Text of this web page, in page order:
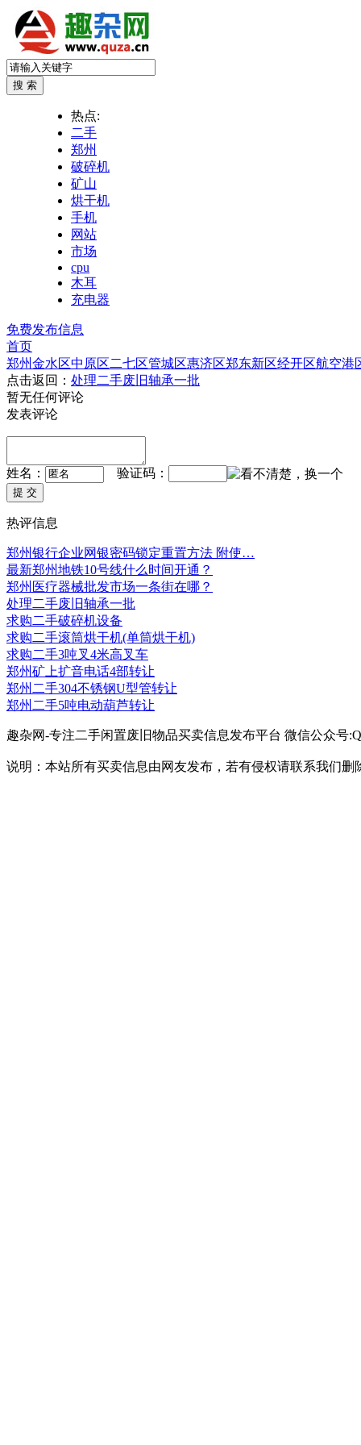
热点:
二手
郑州
破碎机
矿山
烘干机
手机
网站
市场
cpu
木耳
充电器
免费发布信息
首页
郑州金水区中原区二七区管城区惠济区郑东新区经开区航空港
点击返回： 处理二手废旧轴承一批
暂无任何评论
发表评论
姓名： 验证码：
热评信息
郑州银行企业网银密码锁定重置方法 附使…
最新郑州地铁10号线什么时间开通？
郑州医疗器械批发市场一条街在哪？
处理二手废旧轴承一批
求购二手破碎机设备
求购二手滚筒烘干机(单筒烘干机)
求购二手3吨叉4米高叉车
郑州矿上扩音电话4部转让
郑州二手304不锈钢U型管转让
郑州二手5吨电动葫芦转让
趣杂网-专注二手闲置废旧物品买卖信息发布平台 微信公众号
说明：本站所有买卖信息由网友发布，若有侵权请联系我们